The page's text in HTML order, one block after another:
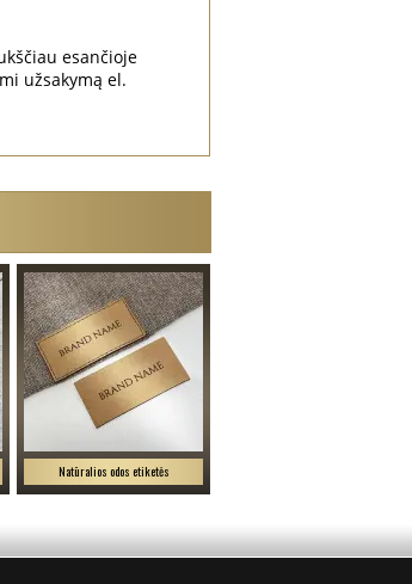
esančioje
užsakymą el.
Natūralios odos etiketės